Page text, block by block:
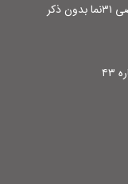
استفاده از هریک از مطالب و تصاویر اختصاصی ۳۱نما بدون ذکر